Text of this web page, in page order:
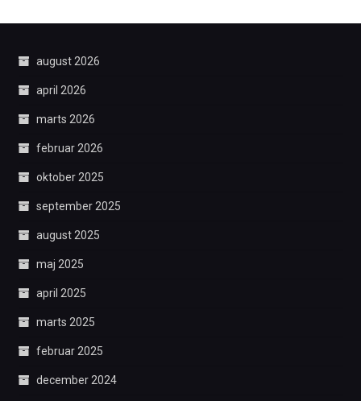
august 2026
april 2026
marts 2026
februar 2026
oktober 2025
september 2025
august 2025
maj 2025
april 2025
marts 2025
februar 2025
december 2024